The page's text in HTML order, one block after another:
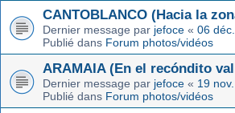
CANTOBLANCO (Hacia la
Dernier message par jefoce « 06
Publié dans Forum photos/vidéos
ARAMAIA (En el recóndito
Dernier message par jefoce « 19
Publié dans Forum photos/vidéos